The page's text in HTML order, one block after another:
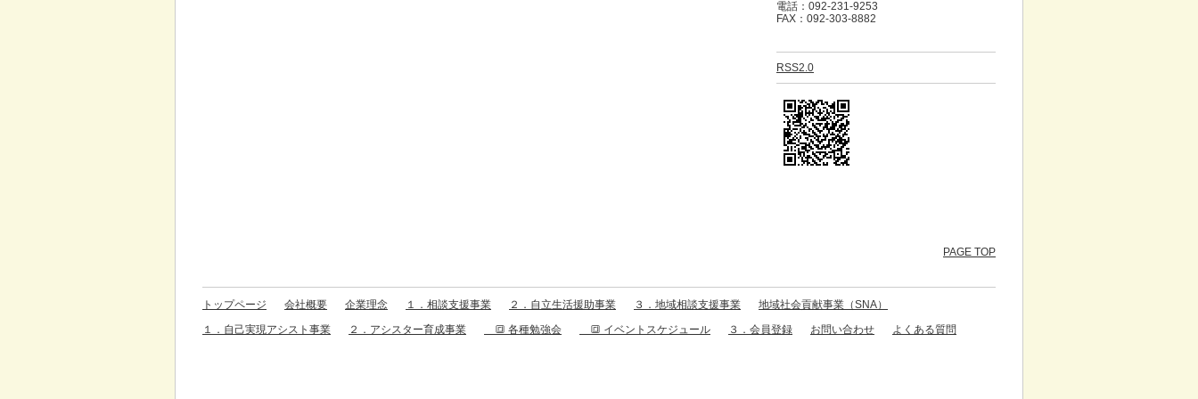
電話：092-231-9253
FAX：092-303-8882
RSS2.0
PAGE TOP
トップページ 会社概要 企業理念 １．相談支援事業 ２．自立生活援助事業 ３．地域相談支援事業
地域社会貢献事業（SNA）
１．自己実現アシスト事業
２．アシスター育成事業 🔳 各種勉強会 🔳 イベントスケジュール ３．会員登録 お問い合わせ よくある質問